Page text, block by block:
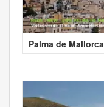
Palma de Mallorca